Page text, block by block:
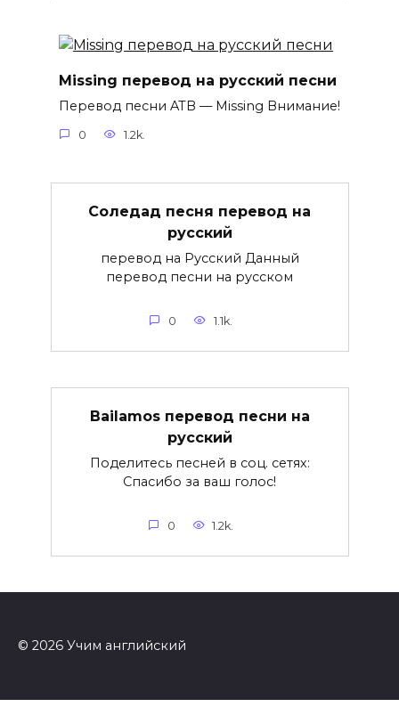
Missing перевод на русский песни
Перевод песни ATB — Missing Внимание!
0 1.2k.
Соледад песня перевод на
русский
перевод на Русский Данный
перевод песни на русском
0 1.1k.
Bailamos перевод песни на
русский
Поделитесь песней в соц. сетях:
Спасибо за ваш голос!
0 1.2k.
© 2026 Учим английский